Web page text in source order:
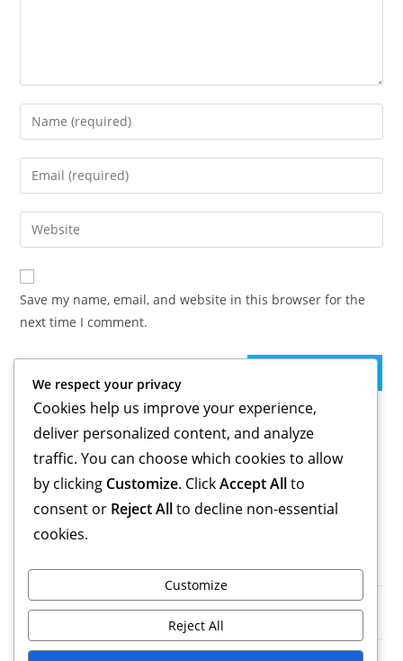
Enter
your
name
comment
Enter
your
email
address
comment
Enter
your
website
URL
(optional)
Save my name, email, and website in this browser for the
next time I comment.
Linki
Nasza historia
Kontakt
Wpisy na blogu
3-1-4-2 Formacja piłkarska: Pozycjonowanie graczy, Dyscyplina
taktyczna, Spójność zespołu
3-1-4-2 Wariant: Adaptacje dla młodzieży, Zastosowania w
We respect your privacy
Cookies help us improve your experience,
deliver personalized content, and analyze
traffic. You can choose which cookies to allow
by clicking Customize. ClickAccept Allto
consent or Reject Allto decline non-essential
cookies.
Customize
Reject All